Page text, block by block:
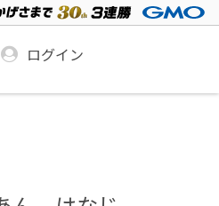
ログイン